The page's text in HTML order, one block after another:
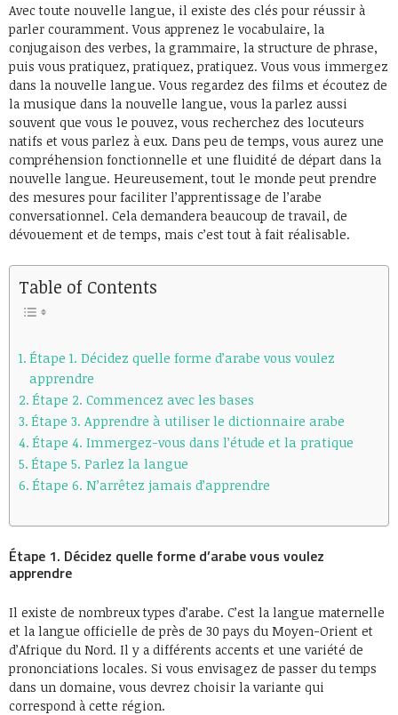
Avec toute nouvelle langue, il existe des clés pour réussir à
parler couramment. Vous apprenez le vocabulaire, la
conjugaison des verbes, la grammaire, la structure de phrase,
puis vous pratiquez, pratiquez, pratiquez. Vous vous immergez
dans la nouvelle langue. Vous regardez des films et écoutez de
la musique dans la nouvelle langue, vous la parlez aussi
souvent que vous le pouvez, vous recherchez des locuteurs
natifs et vous parlez à eux. Dans peu de temps, vous aurez une
compréhension fonctionnelle et une fluidité de départ dans la
nouvelle langue. Heureusement, tout le monde peut prendre
des mesures pour faciliter l’apprentissage de l’arabe
conversationnel. Cela demandera beaucoup de travail, de
dévouement et de temps, mais c’est tout à fait réalisable.
Table of Contents
Étape 1. Décidez quelle forme d’arabe vous voulez
apprendre
Étape 2. Commencez avec les bases
Étape 3. Apprendre à utiliser le dictionnaire arabe
Étape 4. Immergez-vous dans l’étude et la pratique
Étape 5. Parlez la langue
Étape 6. N’arrêtez jamais d’apprendre
Étape 1. Décidez quelle forme d’arabe vous voulez
apprendre
Il existe de nombreux types d’arabe. C’est la langue maternelle
et la langue officielle de près de 30 pays du Moyen-Orient et
d’Afrique du Nord. Il y a différents accents et une variété de
prononciations locales. Si vous envisagez de passer du temps
dans un domaine, vous devrez choisir la variante qui
correspond à cette région.